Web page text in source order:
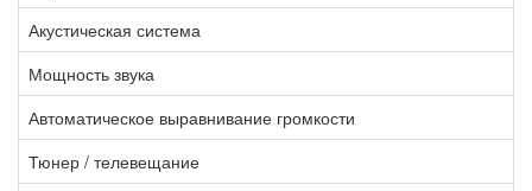
Акустическая система
Мощность звука
Автоматическое выравнивание громкости
Тюнер / телевещание